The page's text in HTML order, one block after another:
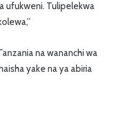
ufukweni. Tulipelekwa
na wananchi wa
yake na ya abiria